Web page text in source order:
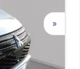
»